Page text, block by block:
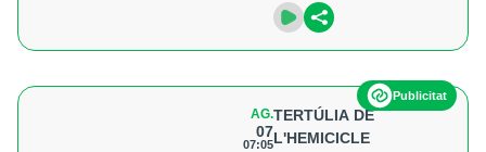
Publicitat
AG.
07
07:05
TERTÚLIA DE
L'HEMICICLE